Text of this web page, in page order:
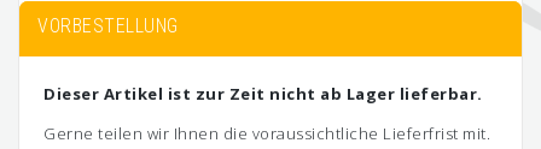
VORBESTELLUNG
Dieser Artikel ist zur Zeit nicht ab Lager lieferbar.
Gerne teilen wir Ihnen die voraussichtliche Lieferfrist mit.